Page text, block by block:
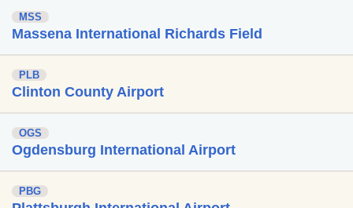
MSS
Massena International Richards Field
PLB
Clinton County Airport
OGS
Ogdensburg International Airport
PBG